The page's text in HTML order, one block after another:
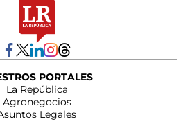
PORTALES
La República
Agronegocios
Legales